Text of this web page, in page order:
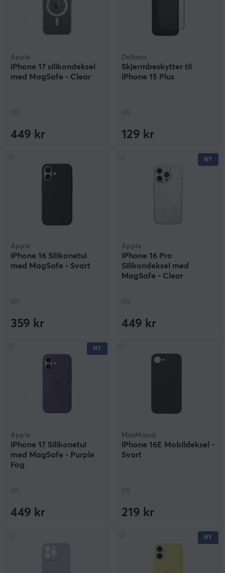
Apple
iPhone 17 silikondeksel
med MagSafe - Clear
(0)
449 kr
Deltaco
Skjermbeskytter til
iPhone 15 Plus
(0)
129 kr
Apple
iPhone 16 Silikonetui
med MagSafe - Svart
(0)
359 kr
NY
Apple
iPhone 16 Pro
Silikondeksel med
MagSafe - Clear
(0)
449 kr
NY
Apple
iPhone 17 Silikonetui
med MagSafe - Purple
Fog
(0)
449 kr
MaxMount
iPhone 16E Mobildeksel -
Svart
(0)
219 kr
NY